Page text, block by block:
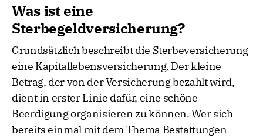
Was ist eine
Sterbegeldversicherung?
Grundsätzlich beschreibt die Sterbeversicherung
eine Kapitallebensversicherung. Der kleine
Betrag, der von der Versicherung bezahlt wird,
dient in erster Linie dafür, eine schöne
Beerdigung organisieren zu können. Wer sich
bereits einmal mit dem Thema Bestattungen